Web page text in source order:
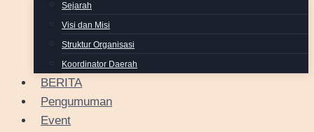
Sejarah
Visi dan Misi
Struktur Organisasi
Koordinator Daerah
BERITA
Pengumuman
Event